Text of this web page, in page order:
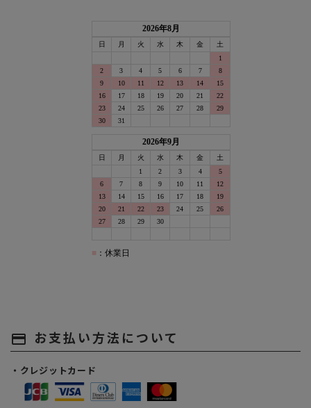
payment お支払い方法について
・クレジットカード